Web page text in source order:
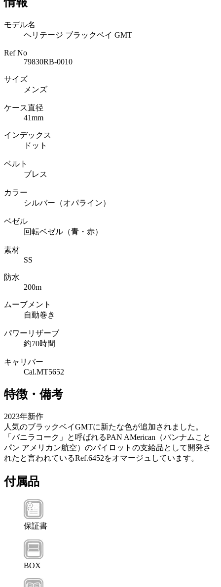
モデル名
ヘリテージ ブラックベイ GMT
Ref No
79830RB-0010
サイズ
メンズ
ケース直径
41mm
インデックス
ドット
ベルト
ブレス
カラー
シルバー（オパライン）
ベゼル
回転ベゼル（青・赤）
素材
SS
防水
200m
ムーブメント
自動巻き
パワーリザーブ
約70時間
キャリバー
Cal.MT5652
特徴・備考
2023年新作
人気のブラックベイGMTに新たな色が追加されました。
「バニラコーク」と呼ばれるPAN AMerican（パンナムこと
パン アメリカン航空）のパイロットの支給品として開発さ
れたと言われているRef.6452をオマージュしています。
付属品
保証書
BOX